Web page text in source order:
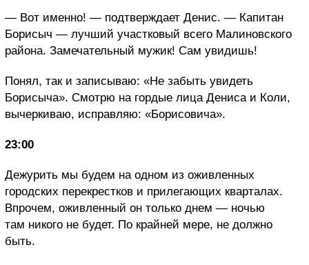
— Вот именно! — подтверждает Денис. — Капитан
Борисыч — лучший участковый всего Малиновского
района. Замечательный мужик! Сам увидишь!
Понял, так и записываю: «Не забыть увидеть
Борисыча». Смотрю на гордые лица Дениса и Коли,
вычеркиваю, исправляю: «Борисовича».
23:00
Дежурить мы будем на одном из оживленных
городских перекрестков и прилегающих кварталах.
Впрочем, оживленный он только днем — ночью
там никого не будет. По крайней мере, не должно
быть.